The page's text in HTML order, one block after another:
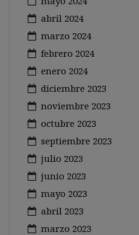
abril 2024
marzo 2024
febrero 2024
enero 2024
diciembre 2023
noviembre 2023
octubre 2023
septiembre 2023
julio 2023
junio 2023
mayo 2023
abril 2023
marzo 2023